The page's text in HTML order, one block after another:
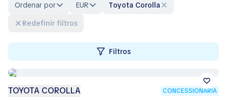
Ordenar por EUR
Toyota Corolla
Redefinir filtros
Filtros
TOYOTA COROLLA CONCESSIONÁRIA